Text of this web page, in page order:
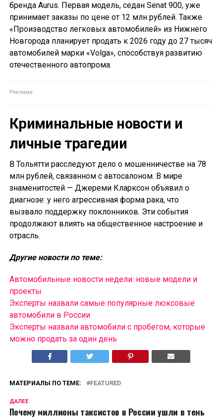
бренда Aurus. Первая модель, седан Senat 900, уже
принимает заказы по цене от 12 млн рублей. Также
«Производство легковых автомобилей» из Нижнего
Новгорода планирует продать к 2026 году до 27 тысяч
автомобилей марки «Volga», способствуя развитию
отечественного автопрома.
Криминальные новости и
личные трагедии
В Тольятти расследуют дело о мошенничестве на 78
млн рублей, связанном с автосалоном. В мире
знаменитостей — Джереми Кларксон объявил о
диагнозе: у него агрессивная форма рака, что
вызвало поддержку поклонников. Эти события
продолжают влиять на общественное настроение и
отрасль.
Другие новости по теме:
Автомобильные новости недели: новые модели и
проекты
Эксперты назвали самые популярные люксовые
автомобили в России
Эксперты назвали автомобили с пробегом, которые
можно продать за один день
МАТЕРИАЛЫ ПО ТЕМЕ: FEATURED
ДАЛЕЕ
Почему миллионы таксистов в России ушли в тень